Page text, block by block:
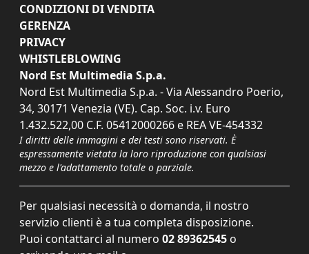
CONDIZIONI DI VENDITA
GERENZA
PRIVACY
WHISTLEBLOWING
Nord Est Multimedia S.p.a.
Nord Est Multimedia S.p.a. - Via Alessandro Poerio,
34, 30171 Venezia (VE). Cap. Soc. i.v. Euro
1.432.522,00 C.F. 05412000266 e REA VE-454332
I diritti delle immagini e dei testi sono riservati. È
espressamente vietata la loro riproduzione con qualsiasi
mezzo e l'adattamento totale o parziale.
Per qualsiasi necessità o domanda, il nostro
servizio clienti è a tua completa disposizione.
Puoi contattarci al numero 02 89362545 o